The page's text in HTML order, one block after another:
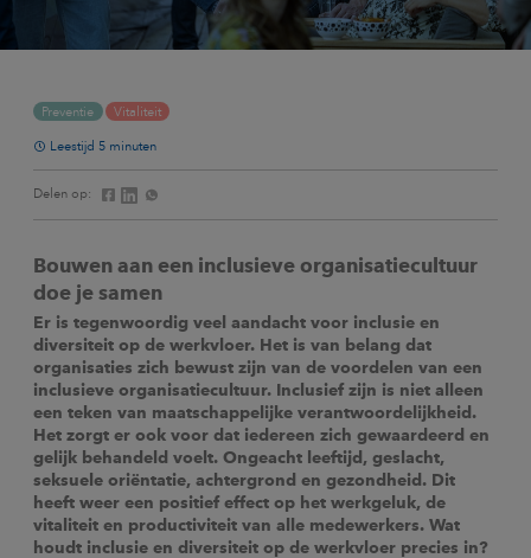
Bouwen aan een inclusieve organisatiecultuur
doe je samen
Er is tegenwoordig veel aandacht voor inclusie en
diversiteit op de werkvloer. Het is van belang dat
organisaties zich bewust zijn van de voordelen van een
inclusieve organisatiecultuur. Inclusief zijn is niet alleen
een teken van maatschappelijke verantwoordelijkheid.
Het zorgt er ook voor dat iedereen zich gewaardeerd en
gelijk behandeld voelt. Ongeacht leeftijd, geslacht,
seksuele oriëntatie, achtergrond en gezondheid. Dit
heeft weer een positief effect op het werkgeluk, de
vitaliteit en productiviteit van alle medewerkers. Wat
houdt inclusie en diversiteit op de werkvloer precies in?
Preventie Vitaliteit
Leestijd 5 minuten
Delen op: